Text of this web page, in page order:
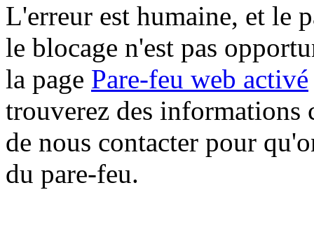
L'erreur est humaine, et le
le blocage n'est pas
la page Pare-feu web activé
trouverez des informations
de nous contacter pour
du pare-feu.